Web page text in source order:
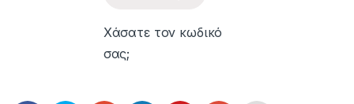
Χάσατε τον κωδικό
σας;